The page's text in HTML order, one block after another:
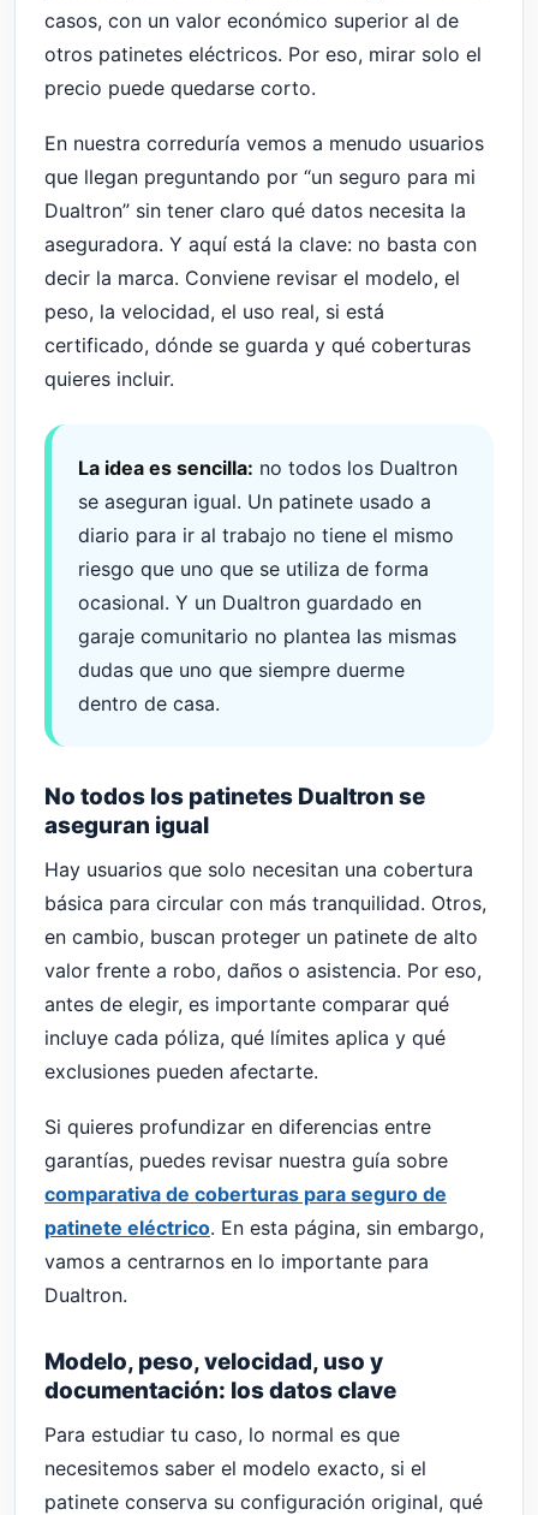
casos, con un valor económico superior al de
otros patinetes eléctricos. Por eso, mirar solo el
precio puede quedarse corto.
En nuestra correduría vemos a menudo usuarios
que llegan preguntando por “un seguro para mi
Dualtron” sin tener claro qué datos necesita la
aseguradora. Y aquí está la clave: no basta con
decir la marca. Conviene revisar el modelo, el
peso, la velocidad, el uso real, si está
certificado, dónde se guarda y qué coberturas
quieres incluir.
La idea es sencilla: no todos los Dualtron
se aseguran igual. Un patinete usado a
diario para ir al trabajo no tiene el mismo
riesgo que uno que se utiliza de forma
ocasional. Y un Dualtron guardado en
garaje comunitario no plantea las mismas
dudas que uno que siempre duerme
dentro de casa.
No todos los patinetes Dualtron se
aseguran igual
Hay usuarios que solo necesitan una cobertura
básica para circular con más tranquilidad. Otros,
en cambio, buscan proteger un patinete de alto
valor frente a robo, daños o asistencia. Por eso,
antes de elegir, es importante comparar qué
incluye cada póliza, qué límites aplica y qué
exclusiones pueden afectarte.
Si quieres profundizar en diferencias entre
garantías, puedes revisar nuestra guía sobre
comparativa de coberturas para seguro de
patinete eléctrico. En esta página, sin embargo,
vamos a centrarnos en lo importante para
Dualtron.
Modelo, peso, velocidad, uso y
documentación: los datos clave
Para estudiar tu caso, lo normal es que
necesitemos saber el modelo exacto, si el
patinete conserva su configuración original, qué